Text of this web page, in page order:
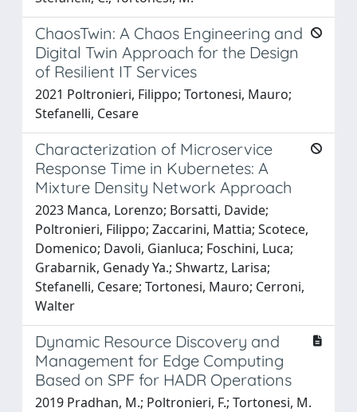
ChaosTwin: A Chaos Engineering and
Digital Twin Approach for the Design
of Resilient IT Services
2021 Poltronieri, Filippo; Tortonesi, Mauro;
Stefanelli, Cesare
Characterization of Microservice
Response Time in Kubernetes: A
Mixture Density Network Approach
2023 Manca, Lorenzo; Borsatti, Davide;
Poltronieri, Filippo; Zaccarini, Mattia; Scotece,
Domenico; Davoli, Gianluca; Foschini, Luca;
Grabarnik, Genady Ya.; Shwartz, Larisa;
Stefanelli, Cesare; Tortonesi, Mauro; Cerroni,
Walter
Dynamic Resource Discovery and
Management for Edge Computing
Based on SPF for HADR Operations
2019 Pradhan, M.; Poltronieri, F.; Tortonesi, M.